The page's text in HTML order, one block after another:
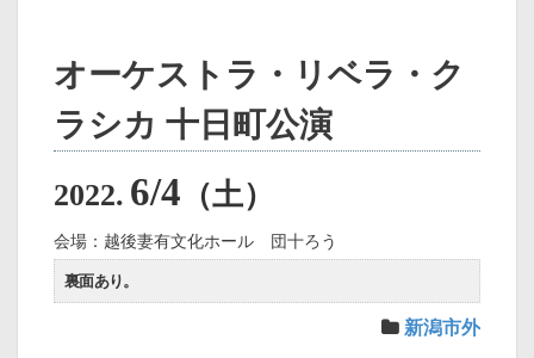
オーケストラ・リベラ・ク
ラシカ 十日町公演
2022. 6/4 （土）
会場：越後妻有文化ホール 団十ろう
裏面あり。
新潟市外